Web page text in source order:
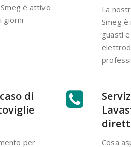
è attivo
giorni
La
Smeg
guasti
di
per Cosa